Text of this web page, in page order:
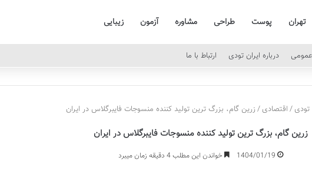
تهران پوست طراحی مشاوره آزمون زیبایی
عمومی درباره ایران تودی ارتباط با ما
تودی / اقتصادی / زرین گام، بزرگ ترین تولید کننده منسوجات فایبرگلاس در ایران
زرین گام، بزرگ ترین تولید کننده منسوجات فایبرگلاس در ایران
1404/01/19 خواندن این مطلب 4 دقیقه زمان میبرد